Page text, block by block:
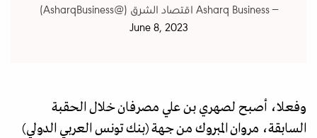
— Asharq Business اقتصاد الشرق (@AsharqBusiness)
June 8, 2023
وفعلا، أصبح لصهري بن علي مصرفان خلال الحقبة
السابقة، مروان المبروك من جهة (بنك تونس العربي الدولي)